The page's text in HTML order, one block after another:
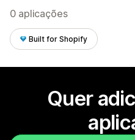
0 aplicações
Built for Shopify
Quer